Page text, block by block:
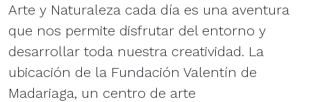
Arte y Naturaleza cada día es una aventura
que nos permite disfrutar del entorno y
desarrollar toda nuestra creatividad. La
ubicación de la Fundación Valentín de
Madariaga, un centro de arte